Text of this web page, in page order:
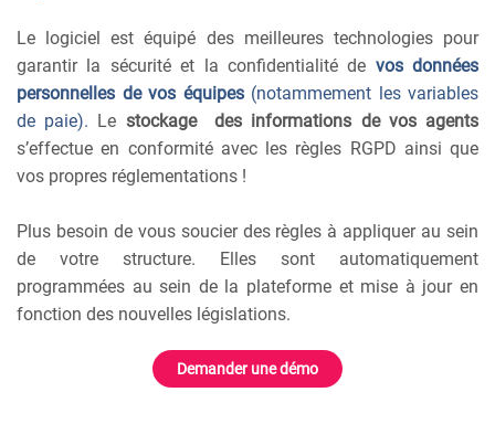
Le logiciel est équipé des meilleures technologies pour
garantir la sécurité et la confidentialité de vos données
personnelles de vos équipes (notammement les variables
de paie). Le stockage
des informations de vos agents
s’effectue en conformité avec les règles RGPD ainsi que
vos propres réglementations !
Plus besoin de vous soucier des règles à appliquer au sein
de votre structure. Elles sont automatiquement
programmées au sein de la plateforme et mise à jour en
fonction des nouvelles législations.
Demander une démo